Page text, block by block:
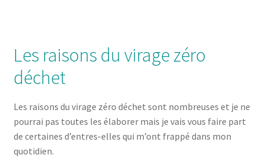
Les raisons du virage zéro
déchet
Les raisons du virage zéro déchet sont nombreuses et je ne
pourrai pas toutes les élaborer mais je vais vous faire part
de certaines d’entres-elles qui m’ont frappé dans mon
quotidien.